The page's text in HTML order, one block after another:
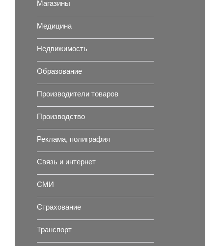
Магазины
Медицина
Недвижимость
Образование
Производители товаров
Производство
Реклама, полиграфия
Связь и интернет
СМИ
Страхование
Транспорт